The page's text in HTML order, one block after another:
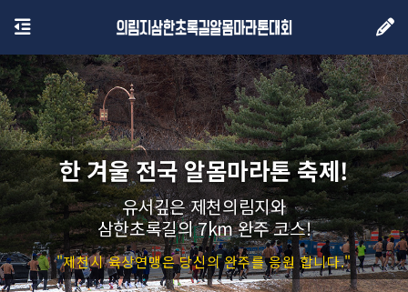
한 겨울 전국 알몸마라톤 축제!
유서깊은 제천의림지와
삼한초록길의 7km 완주 코스!
"제천시 육상연맹은 당신의 완주를 응원 합니다."